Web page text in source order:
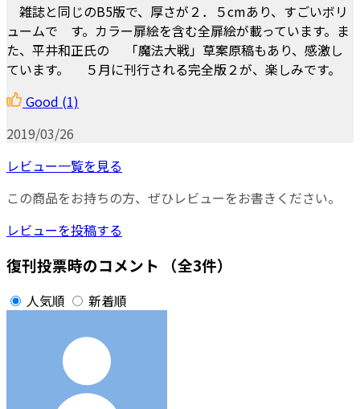
雑誌と同じのB5版で、厚さが２．５cmあり、すごいボリ
ュームで す。カラー扉絵を含む全扉絵が載っています。ま
た、平井和正氏の 「魔法大戦」草案原稿もあり、感激し
ています。 ５月に刊行される完全版２が、楽しみです。
Good (1)
2019/03/26
レビュー一覧を見る
この商品をお持ちの方、ぜひレビューをお書きください。
レビューを投稿する
復刊投票時のコメント （全3件）
人気順 新着順